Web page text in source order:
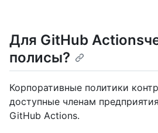
Для GitHub
полисы?
Корпоративные политики
доступные членам
GitHub Actions.